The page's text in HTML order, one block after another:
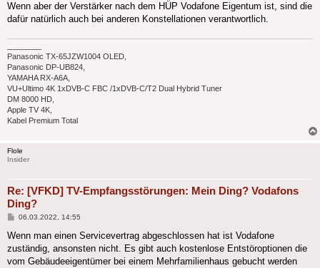
Wenn aber der Verstärker nach dem HÜP Vodafone Eigentum ist, sind die
dafür natürlich auch bei anderen Konstellationen verantwortlich.
Panasonic TX-65JZW1004 OLED,
Panasonic DP-UB824,
YAMAHA RX-A6A,
VU+Ultimo 4K 1xDVB-C FBC /1xDVB-C/T2 Dual Hybrid Tuner
DM 8000 HD,
Apple TV 4K,
Kabel Premium Total
Flole
Insider
Re: [VFKD] TV-Empfangsstörungen: Mein Ding? Vodafons
Ding?
Beitrag
06.03.2022, 14:55
Wenn man einen Servicevertrag abgeschlossen hat ist Vodafone
zuständig, ansonsten nicht. Es gibt auch kostenlose Entstöroptionen die
vom Gebäudeeigentümer bei einem Mehrfamilienhaus gebucht werden